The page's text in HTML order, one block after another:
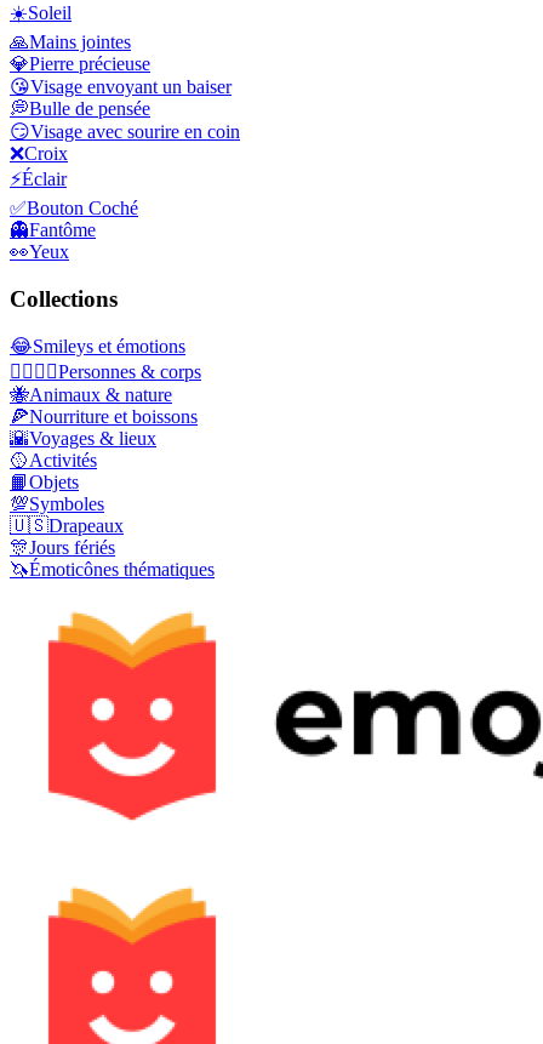
☀️Soleil
🙏Mains jointes
💎Pierre précieuse
😘Visage envoyant un baiser
💭Bulle de pensée
😏Visage avec sourire en coin
❌Croix
⚡Éclair
✅Bouton Coché
👻Fantôme
👀Yeux
Collections
😂Smileys et émotions
👩‍❤️‍💋‍👨Personnes & corps
🐝Animaux & nature
🍕Nourriture et boissons
🌇Voyages & lieux
🥎Activités
📙Objets
💯Symboles
🇺🇸Drapeaux
🎊Jours fériés
🦄Émoticônes thématiques